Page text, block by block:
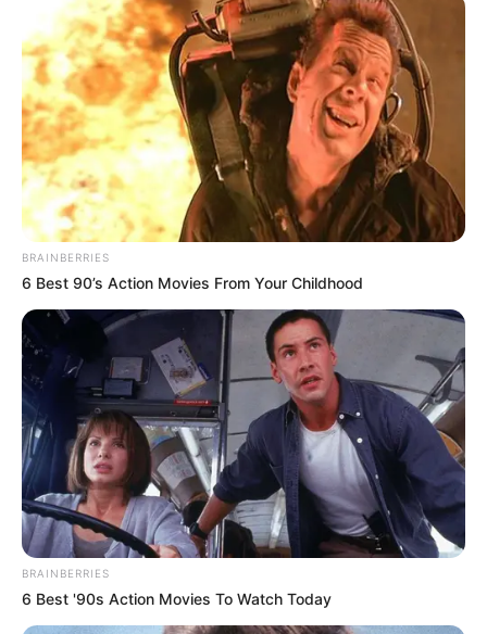
BRAINBERRIES
6 Best 90’s Action Movies From Your Childhood
BRAINBERRIES
6 Best '90s Action Movies To Watch Today